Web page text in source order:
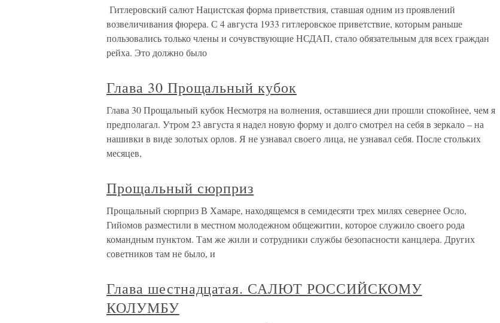
Гитлеровский салют Нацистская форма приветствия, ставшая одним из проявлений
возвеличивания фюрера. С 4 августа 1933 гитлеровское приветствие, которым раньше
пользовались только члены и сочувствующие НСДАП, стало обязательным для всех граждан
рейха. Это должно было
Глава 30 Прощальный кубок
Глава 30 Прощальный кубок Несмотря на волнения, оставшиеся дни прошли спокойнее, чем я
предполагал. Утром 23 августа я надел новую форму и долго смотрел на себя в зеркало – на
нашивки в виде золотых орлов. Я не узнавал своего лица, не узнавал себя. После стольких
месяцев,
Прощальный сюрприз
Прощальный сюрприз В Хамаре, находящемся в семидесяти трех милях севернее Осло,
Гийомов разместили в местном молодежном общежитии, которое служило своего рода
командным пунктом. Там же жили и сотрудники службы безопасности канцлера. Других
советников там не было, и
Глава шестнадцатая. САЛЮТ РОССИЙСКОМУ
КОЛУМБУ